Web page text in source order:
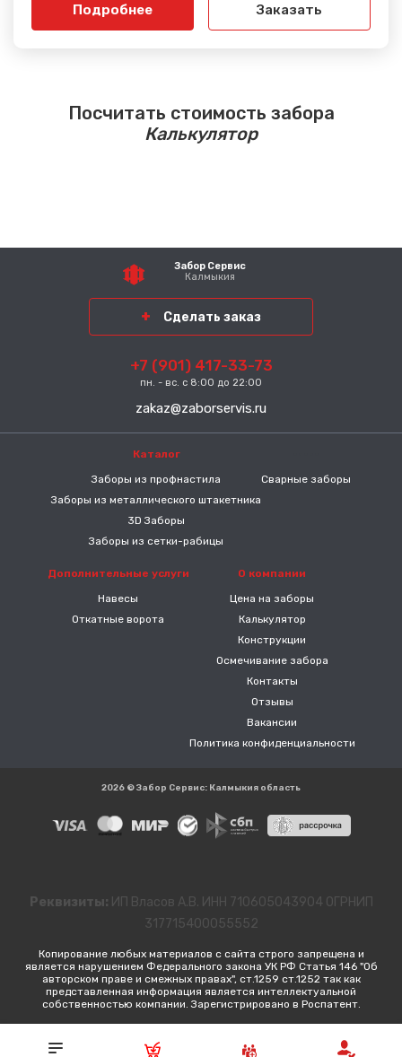
Подробнее Заказать
Посчитать стоимость забора
Калькулятор
Забор Сервис
Калмыкия
Сделать заказ
+7 (901) 417-33-73
пн. - вс. с 8:00 до 22:00
zakaz@zaborservis.ru
Каталог
Заборы из профнастила
Заборы из металлического штакетника
3D Заборы
Заборы из сетки-рабицы
Сварные заборы
Дополнительные услуги
Навесы
Откатные ворота
О компании
Цена на заборы
Калькулятор
Конструкции
Осмечивание забора
Контакты
Отзывы
Вакансии
Политика конфиденциальности
2026 © Забор Сервис: Калмыкия область
Реквизиты: ИП Власов А.В. ИНН 710605043904 ОГРНИП
317715400055552
Копирование любых материалов с сайта строго запрещена и
является нарушением Федерального закона УК РФ Статья 146 "Об
авторском праве и смежных правах", ст.1259 ст.1252 так как
представленная информация является интеллектуальной
собственностью компании. Зарегистрировано в Роспатент.